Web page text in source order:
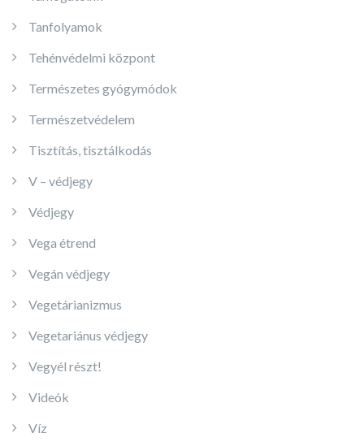
Tanfolyamok
Tehénvédelmi központ
Természetes gyógymódok
Természetvédelem
Tisztítás, tisztálkodás
V – védjegy
Védjegy
Vega étrend
Vegán védjegy
Vegetárianizmus
Vegetariánus védjegy
Vegyél részt!
Videók
Víz